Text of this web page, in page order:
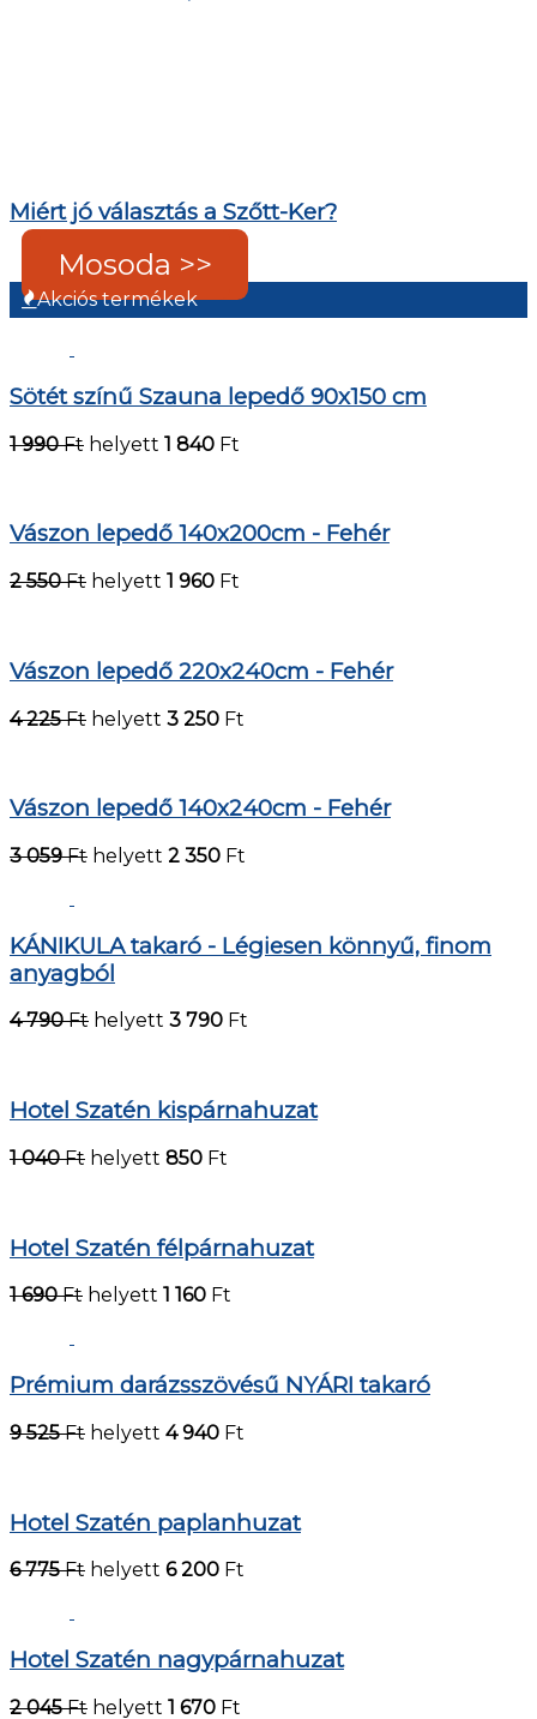
Miért jó választás a Szőtt-Ker?
Mosoda >>
Akciós termékek
Sötét színű Szauna lepedő 90x150 cm
1 990 Ft helyett 1 840 Ft
Vászon lepedő 140x200cm - Fehér
2 550 Ft helyett 1 960 Ft
Vászon lepedő 220x240cm - Fehér
4 225 Ft helyett 3 250 Ft
Vászon lepedő 140x240cm - Fehér
3 059 Ft helyett 2 350 Ft
KÁNIKULA takaró - Légiesen könnyű, finom
anyagból
4 790 Ft helyett 3 790 Ft
Hotel Szatén kispárnahuzat
1 040 Ft helyett 850 Ft
Hotel Szatén félpárnahuzat
1 690 Ft helyett 1 160 Ft
Prémium darázsszövésű NYÁRI takaró
9 525 Ft helyett 4 940 Ft
Hotel Szatén paplanhuzat
6 775 Ft helyett 6 200 Ft
Hotel Szatén nagypárnahuzat
2 045 Ft helyett 1 670 Ft